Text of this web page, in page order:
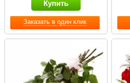
Заказать в один клик
Купить